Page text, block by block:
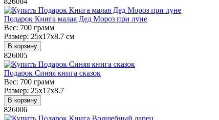
Подарок Книга малая Дед Мороз при луне
Вес: 700 грамм
Размер: 25x17x8.7 см
В корзину
826005
Подарок Синяя книга сказок
Вес: 700 грамм
Размер: 25x17x8.7
В корзину
826006